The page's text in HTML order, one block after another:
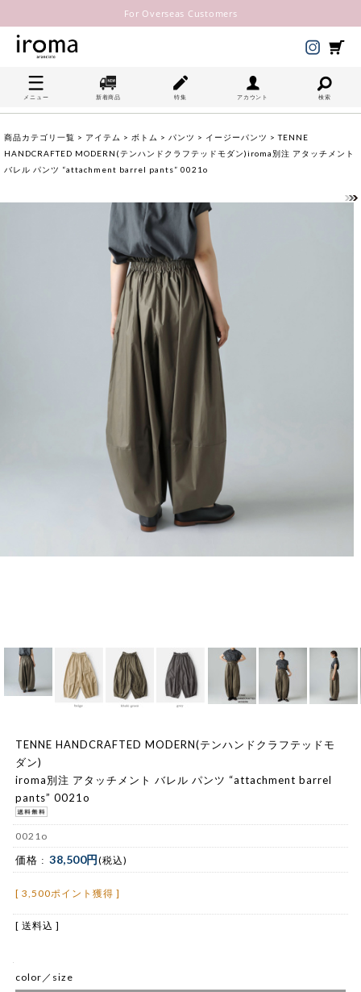
For Overseas Customers
メニュー 新着商品 特集 アカウント 検索
商品カテゴリ一覧 > アイテム > ボトム > パンツ > イージーパンツ > TENNE
HANDCRAFTED MODERN(テンハンドクラフテッドモダン)iroma別注 アタッチメント
バレル パンツ “attachment barrel pants” 0021o
TENNE HANDCRAFTED MODERN(テンハンドクラフテッドモ
ダン)
iroma別注 アタッチメント バレル パンツ “attachment barrel
pants” 0021o
0021o
価格 : 38,500円(税込)
[ 3,500ポイント獲得 ]
[ 送料込 ]
color／size